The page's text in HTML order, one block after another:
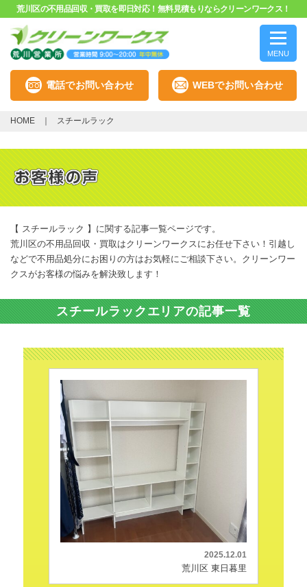
荒川区の不用品回収・買取を即日対応！無料見積もりならクリーンワークス！
MENU
電話でお問い合わせ WEBでお問い合わせ
HOME スチールラック
【 スチールラック 】に関する記事一覧ページです。
荒川区の不用品回収・買取はクリーンワークスにお任せ下さい！引越し
などで不用品処分にお困りの方はお気軽にご相談下さい。クリーンワー
クスがお客様の悩みを解決致します！
スチールラックエリアの記事一覧
2025.12.01
荒川区 東日暮里